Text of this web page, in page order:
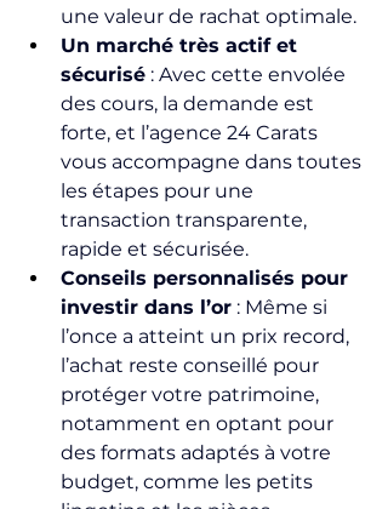
une valeur de rachat optimale.
Un marché très actif et
sécurisé : Avec cette envolée
des cours, la demande est
forte, et l’agence 24 Carats
vous accompagne dans toutes
les étapes pour une
transaction transparente,
rapide et sécurisée.
Conseils personnalisés pour
investir dans l’or : Même si
l’once a atteint un prix record,
l’achat reste conseillé pour
protéger votre patrimoine,
notamment en optant pour
des formats adaptés à votre
budget, comme les petits